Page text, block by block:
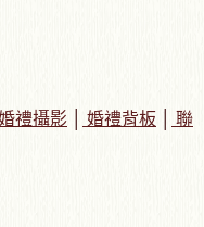
禮攝影 婚禮背板
聯